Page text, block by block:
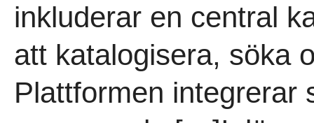
inkluderar en central
att katalogisera, söka
Plattformen integrerar